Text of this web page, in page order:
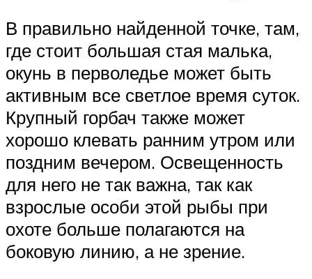
В правильно найденной точке, там,
где стоит большая стая малька,
окунь в перволедье может быть
активным все светлое время суток.
Крупный горбач также может
хорошо клевать ранним утром или
поздним вечером. Освещенность
для него не так важна, так как
взрослые особи этой рыбы при
охоте больше полагаются на
боковую линию, а не зрение.